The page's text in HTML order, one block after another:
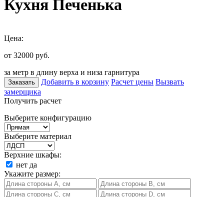
Кухня Печенька
Цена:
от 32000 руб.
за метр в длину верха и низа гарнитура
Заказать Добавить в корзину Расчет цены Вызвать
замерщика
Получить расчет
Выберите конфигурацию
Выберите материал
Верхние шкафы:
нет да
Укажите размер: